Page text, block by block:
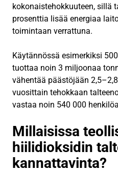
kokonaistehokkuuteen, sillä
prosenttia lisää energiaa
toimintaan verrattuna.
Käytännössä esimerkiksi
tuottaa noin 3 miljoonaa
vähentää päästöjään
vuosittain tehokkaan
vastaa noin 540 000
Millaisissa
hiilidioksidin
kannattavinta?